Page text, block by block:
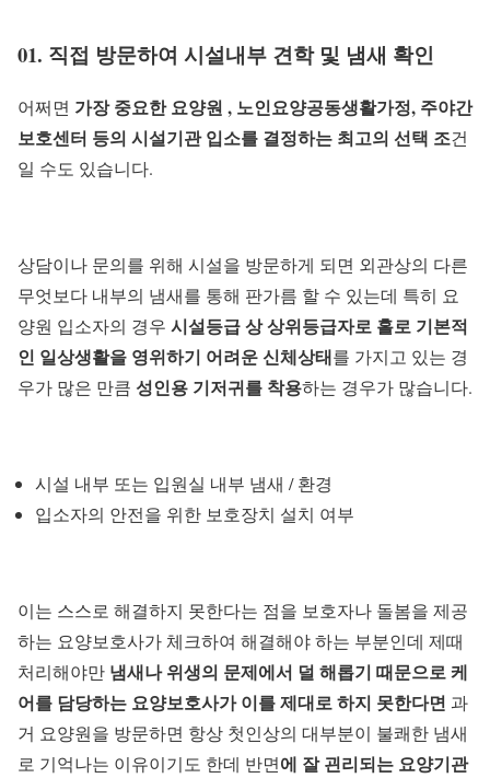
01. 직접 방문하여 시설내부 견학 및 냄새 확인
어쩌면 가장 중요한 요양원 , 노인요양공동생활가정, 주야간
보호센터 등의 시설기관 입소를 결정하는 최고의 선택 조건
일 수도 있습니다.
상담이나 문의를 위해 시설을 방문하게 되면 외관상의 다른
무엇보다 내부의 냄새를 통해 판가름 할 수 있는데 특히 요
양원 입소자의 경우 시설등급 상 상위등급자로 홀로 기본적
인 일상생활을 영위하기 어려운 신체상태를 가지고 있는 경
우가 많은 만큼 성인용 기저귀를 착용하는 경우가 많습니다.
시설 내부 또는 입원실 내부 냄새 / 환경
입소자의 안전을 위한 보호장치 설치 여부
이는 스스로 해결하지 못한다는 점을 보호자나 돌봄을 제공
하는 요양보호사가 체크하여 해결해야 하는 부분인데 제때
처리해야만 냄새나 위생의 문제에서 덜 해롭기 때문으로 케
어를 담당하는 요양보호사가 이를 제대로 하지 못한다면 과
거 요양원을 방문하면 항상 첫인상의 대부분이 불쾌한 냄새
로 기억나는 이유이기도 한데 반면에 잘 괸리되는 요양기관